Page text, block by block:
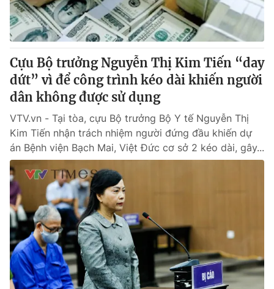
Cựu Bộ trưởng Nguyễn Thị Kim Tiến “day
dứt” vì để công trình kéo dài khiến người
dân không được sử dụng
VTV.vn - Tại tòa, cựu Bộ trưởng Bộ Y tế Nguyễn Thị
Kim Tiến nhận trách nhiệm người đứng đầu khiến dự
án Bệnh viện Bạch Mai, Việt Đức cơ sở 2 kéo dài, gây...